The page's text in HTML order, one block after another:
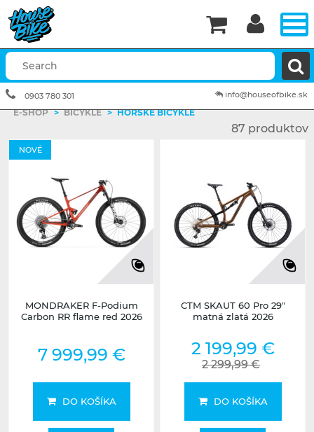
E-SHOP > BICYKLE > HORSKÉ BICYKLE
87 produktov
NOVÉ
MONDRAKER F-Podium
Carbon RR flame red 2026
7 999,99 €
DO KOŠÍKA
CTM SKAUT 60 Pro 29"
matná zlatá 2026
2 199,99 €
2 299,99 €
DO KOŠÍKA


info@houseofbike.sk
0903 780 301